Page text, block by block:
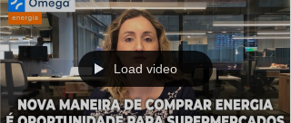
Load video